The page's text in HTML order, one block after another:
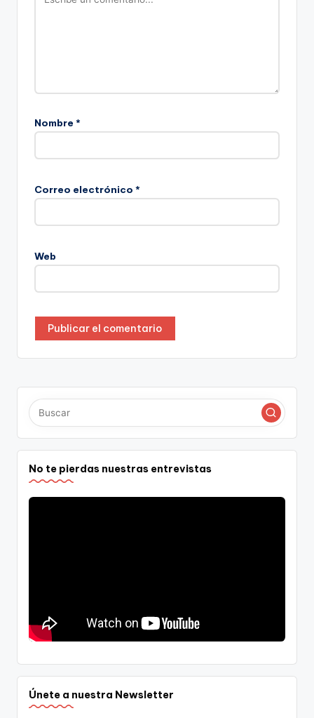
Nombre *
Correo electrónico *
Web
No te pierdas nuestras entrevistas
Únete a nuestra Newsletter